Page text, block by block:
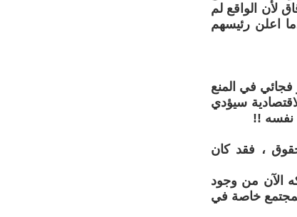
لأن الواقع لم
اعلن رئيسهم
فجائي في المنع
سيؤدي
نفسه !!
، فقد كان
الآن من وجود
خاصة في